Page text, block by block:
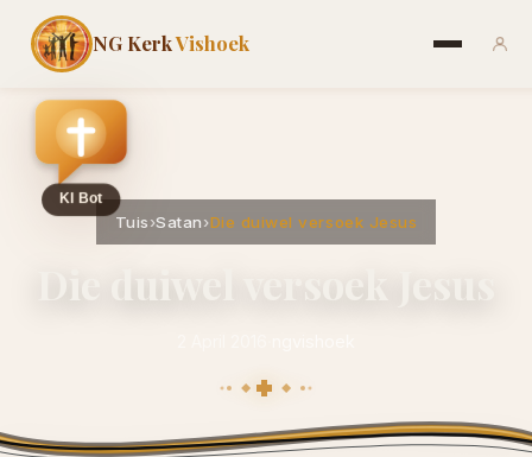
NG KerkVishoek
Tuis›Satan›Die duiwel versoek Jesus